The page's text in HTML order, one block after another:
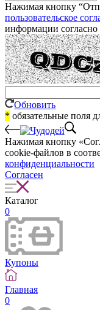
Нажимая кнопку
пользовательское
информации
Обновить
* обязательные поля
Нажимая кнопку
cookie-файлов в
конфиденциальности
Согласен
Каталог
0
Купоны
Главная
0